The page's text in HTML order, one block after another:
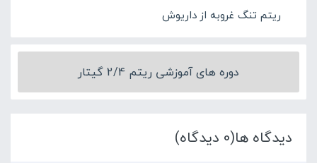
ریتم تنگ غروبه از داریوش
دوره های آموزشی ریتم 2/4 گیتار
دیدگاه ها(0 دیدگاه)